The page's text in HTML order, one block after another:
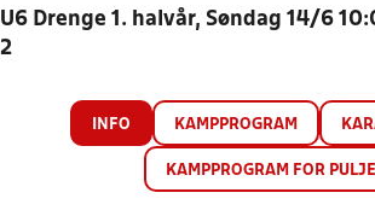
U6 Drenge 1. halvår, Søndag 14/6
2
INFO KAMPPROGRAM
KAMPPROGRAM FOR PULJE